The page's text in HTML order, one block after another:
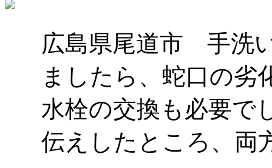
広島県尾道市 手洗
ましたら、蛇口の劣
水栓の交換も必要で
伝えしたところ、両